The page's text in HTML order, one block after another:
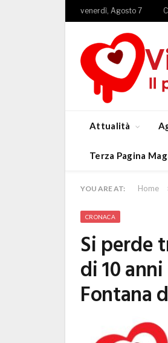
venerdì, Agosto 7
Attualità
Terza Pagina
YOU ARE AT: Home
CRONACA
Si perde
di 10
Fontana